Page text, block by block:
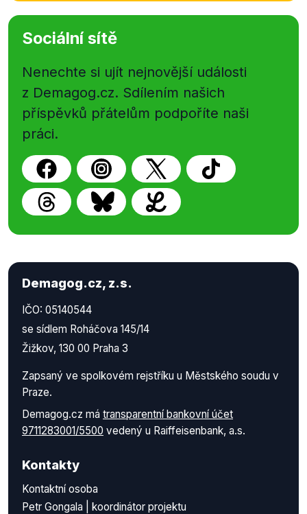
Sociální sítě
Nenechte si ujít nejnovější události
z Demagog.cz. Sdílením našich
příspěvků přátelům podpoříte naši
práci.
Demagog.cz, z.s.
IČO: 05140544
se sídlem Roháčova 145/14
Žižkov, 130 00 Praha 3
Zapsaný ve spolkovém rejstříku u Městského soudu v
Praze.
Demagog.cz má transparentní bankovní účet
9711283001/5500 vedený u Raiffeisenbank, a.s.
Kontakty
Kontaktní osoba
Petr Gongala | koordinátor projektu